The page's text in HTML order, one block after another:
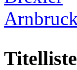
Titelliste